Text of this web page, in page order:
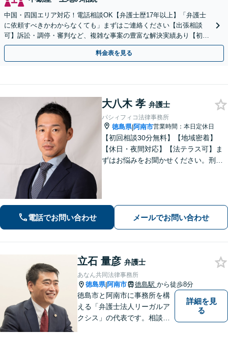
中国・四国エリア対応！電話相談OK【弁護士歴17年以上】「弁護士
に依頼すべきかわからなくても」まずはご連絡ください【出張相談
可】訴訟・調停・審判など、複雑な事案の豊富な解決実績あり【初回
相談無料】初回面談のみで解決できるケースもあります
料金表を見る
大八木 孝 弁護士
パシィフィコ法律事務所
徳島県|阿南市営業時間：本日定休日
【初回相談30分無料】【地域密着】
【休日・夜間対応】【法テラス可】ま
ずはお悩みをお聞かせください。刑事
状況から抜け出すお手伝いをします。
電話でお問い合わせ メールでお問い合わせ
立石 量彦 弁護士
あなん共同法律事務所
徳島県|阿南市 徳島駅 から徒歩8分
徳島市と阿南市に事務所を構
える「弁護士法人リーガルア
クシス」の代表です。相談い
詳細を見
る